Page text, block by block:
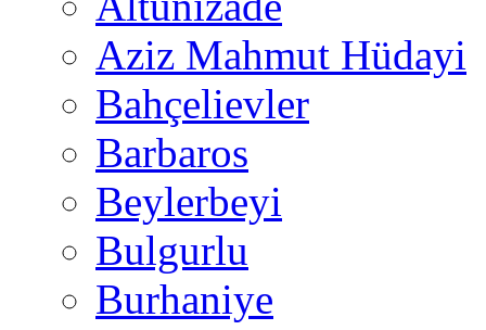
Aziz Mahmut Hüdayi
Bahçelievler
Barbaros
Beylerbeyi
Bulgurlu
Burhaniye